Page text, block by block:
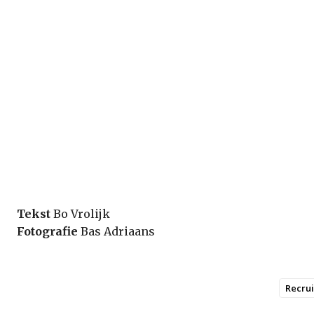
Tekst Bo Vrolijk
Fotografie Bas Adriaans